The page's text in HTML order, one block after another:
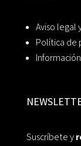
Aviso legal
Política de
Suscríbete y